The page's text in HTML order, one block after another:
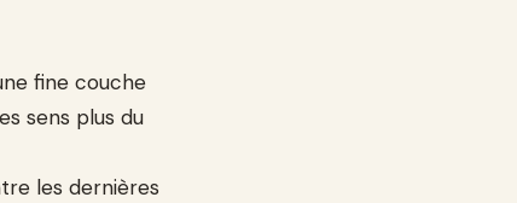
fine couche
sens plus du
les dernières